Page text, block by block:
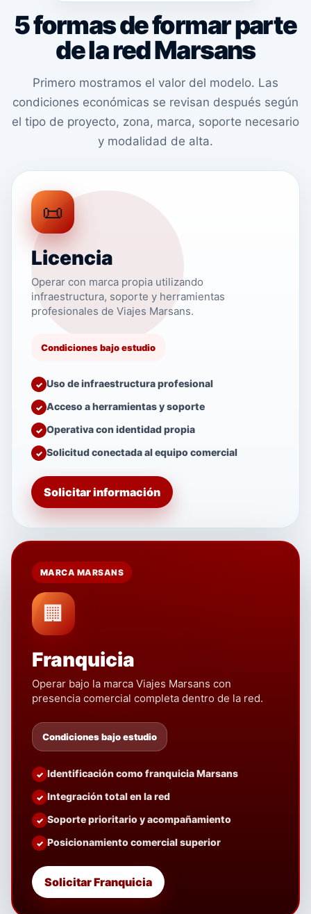
5 formas de formar parte
de la red Marsans
Primero mostramos el valor del modelo. Las
condiciones económicas se revisan después según
el tipo de proyecto, zona, marca, soporte necesario
y modalidad de alta.
📜
Licencia
Operar con marca propia utilizando
infraestructura, soporte y herramientas
profesionales de Viajes Marsans.
Condiciones bajo estudio
Uso de infraestructura profesional
Acceso a herramientas y soporte
Operativa con identidad propia
Solicitud conectada al equipo comercial
Solicitar información
MARCA MARSANS
🏢
Franquicia
Operar bajo la marca Viajes Marsans con
presencia comercial completa dentro de la red.
Condiciones bajo estudio
Identificación como franquicia Marsans
Integración total en la red
Soporte prioritario y acompañamiento
Posicionamiento comercial superior
Solicitar Franquicia